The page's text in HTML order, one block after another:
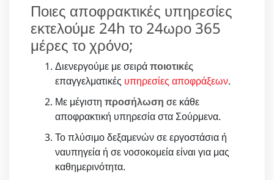
Ποιες αποφρακτικές υπηρεσίες
εκτελούμε 24h το 24ωρο 365
μέρες το χρόνο;
Διενεργούμε με σειράποιοτικές
επαγγελματικές υπηρεσίες αποφράξεων.
Με μέγιστη προσήλωση σε κάθε
αποφρακτική υπηρεσία στα Σούρμενα.
Το πλύσιμο δεξαμενών σε εργοστάσια ή
ναυπηγεία ή σε νοσοκομεία είναι για μας
καθημερινότητα.